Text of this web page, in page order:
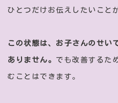
ひとつだけお伝えしたいこと
この状態は、お子さんのせい
ありません。 でも改善するた
むことはできます。